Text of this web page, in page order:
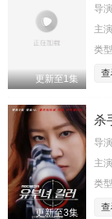
更新至1集
导演
主
类型
更新至3集
杀
导演
主
类型